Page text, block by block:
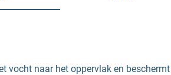
vocht naar het oppervlak en